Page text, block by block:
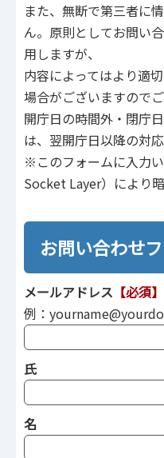
また、無断で第三者に
ん。原則としてお問い
用しますが、
内容によってはより適
場合がございますので
開庁日の時間外・閉庁
は、翌開庁日以降の対応
※このフォームに入力
Socket Layer）により
お問い合わせ
メールアドレス 【必須】
例：
氏
名